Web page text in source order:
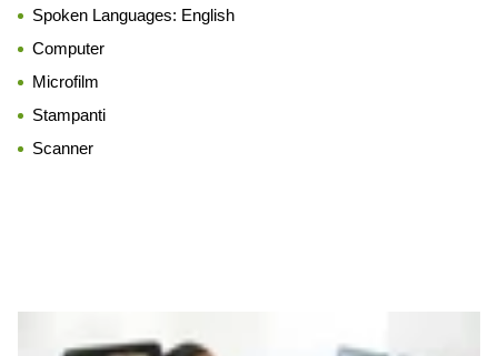
Spoken Languages: English
Computer
Microfilm
Stampanti
Scanner